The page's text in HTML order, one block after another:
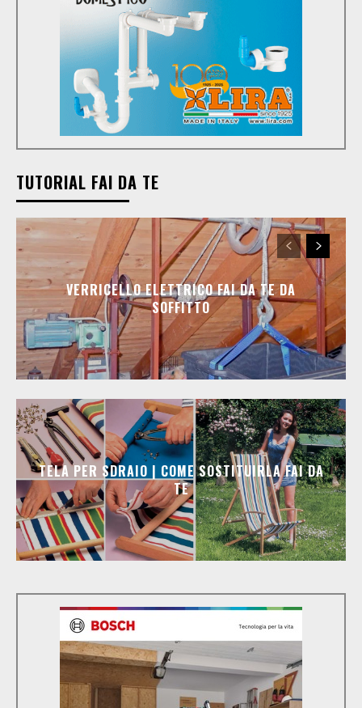
TUTORIAL FAI DA TE
VERRICELLO ELETTRICO FAI DA TE DA
SOFFITTO
TELA PER SDRAIO | COME SOSTITUIRLA FAI DA
TE